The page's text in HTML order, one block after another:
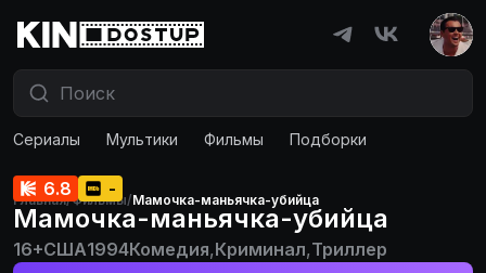
Сериалы Мультики Фильмы Подборки
Главная/Фильмы/Мамочка-маньячка-убийца
6.8 -
Мамочка-маньячка-убийца
16+США1994Комедия,Криминал,Триллер